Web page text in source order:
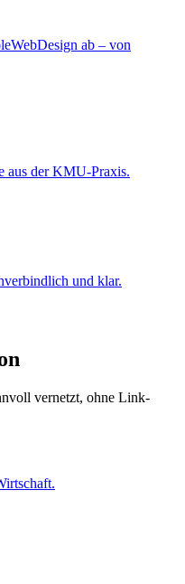
ab – von
aus der KMU-Praxis.
und klar.
vernetzt, ohne Link-